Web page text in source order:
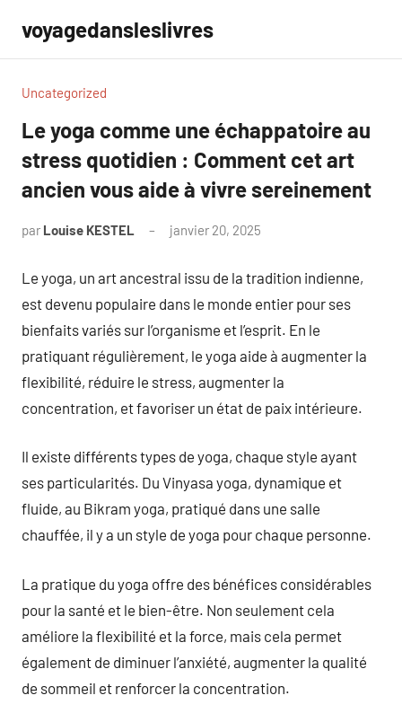
contenu
voyagedansleslivres
Uncategorized
Le yoga comme une échappatoire au
stress quotidien : Comment cet art
ancien vous aide à vivre sereinement
par Louise KESTEL janvier 20, 2025
Le yoga, un art ancestral issu de la tradition indienne,
est devenu populaire dans le monde entier pour ses
bienfaits variés sur l’organisme et l’esprit. En le
pratiquant régulièrement, le yoga aide à augmenter la
flexibilité, réduire le stress, augmenter la
concentration, et favoriser un état de paix intérieure.
Il existe différents types de yoga, chaque style ayant
ses particularités. Du Vinyasa yoga, dynamique et
fluide, au Bikram yoga, pratiqué dans une salle
chauffée, il y a un style de yoga pour chaque personne.
La pratique du yoga offre des bénéfices considérables
pour la santé et le bien-être. Non seulement cela
améliore la flexibilité et la force, mais cela permet
également de diminuer l’anxiété, augmenter la qualité
de sommeil et renforcer la concentration.